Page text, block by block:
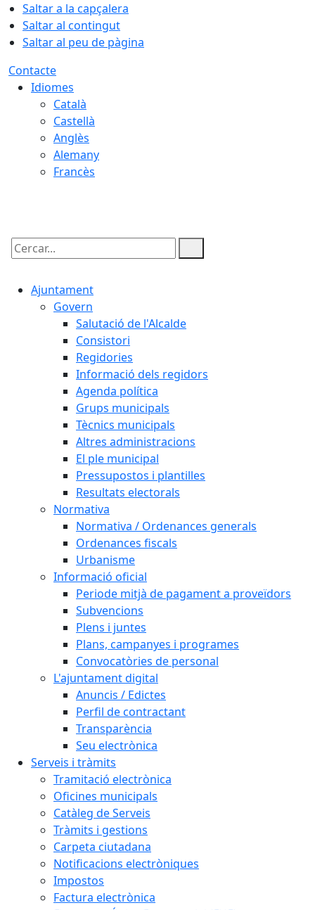
Saltar a la capçalera
Saltar al contingut
Saltar al peu de pàgina
Contacte
Idiomes
Català
Castellà
Anglès
Alemany
Francès
Cercar:
Ajuntament
Govern
Salutació de l'Alcalde
Consistori
Regidories
Informació dels regidors
Agenda política
Grups municipals
Tècnics municipals
Altres administracions
El ple municipal
Pressupostos i plantilles
Resultats electorals
Normativa
Normativa / Ordenances generals
Ordenances fiscals
Urbanisme
Informació oficial
Periode mitjà de pagament a proveïdors
Subvencions
Plens i juntes
Plans, campanyes i programes
Convocatòries de personal
L'ajuntament digital
Anuncis / Edictes
Perfil de contractant
Transparència
Seu electrònica
Serveis i tràmits
Tramitació electrònica
Oficines municipals
Catàleg de Serveis
Tràmits i gestions
Carpeta ciutadana
Notificacions electròniques
Impostos
Factura electrònica